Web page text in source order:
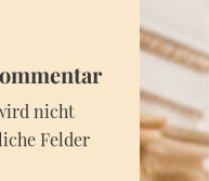
nicht
Felder